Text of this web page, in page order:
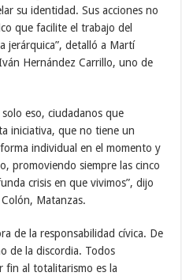
su identidad. Sus acciones no
que facilite el trabajo del
jerárquica”, detalló a Martí
Hernández Carrillo, uno de
eso, ciudadanos que
iniciativa, que no tiene un
individual en el momento y
promoviendo siempre las cinco
crisis en que vivimos”, dijo
Matanzas.
de la responsabilidad cívica. De
de la discordia. Todos
fin al totalitarismo es la